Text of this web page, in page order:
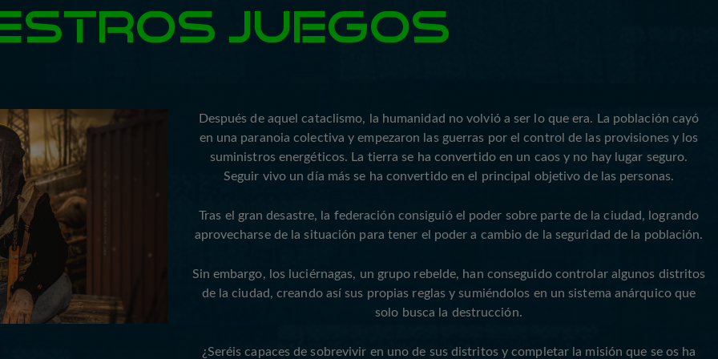
JUEGOS
Después de aquel cataclismo, la humanidad no volvió a ser lo que era. La población cayó
en una paranoia colectiva y empezaron las guerras por el control de las provisiones y los
suministros energéticos. La tierra se ha convertido en un caos y no hay lugar seguro.
Seguir vivo un día más se ha convertido en el principal objetivo de las personas.
Tras el gran desastre, la federación consiguió el poder sobre parte de la ciudad, logrando
aprovecharse de la situación para tener el poder a cambio de la seguridad de la población.
Sin embargo, los luciérnagas, un grupo rebelde, han conseguido controlar algunos distritos
de la ciudad, creando así sus propias reglas y sumiéndolos en un sistema anárquico que
solo busca la destrucción.
¿Seréis capaces de sobrevivir en uno de sus distritos y completar la misión que se os ha